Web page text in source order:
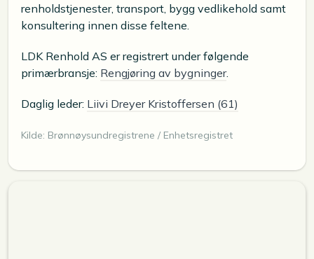
renholdstjenester, transport, bygg vedlikehold samt
konsultering innen disse feltene.
LDK Renhold AS er registrert under følgende
primærbransje: Rengjøring av bygninger.
Daglig leder: Liivi Dreyer Kristoffersen (61)
Kilde: Brønnøysundregistrene / Enhetsregistret